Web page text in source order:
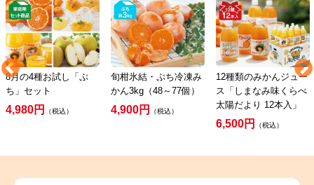
8月の4種お試し「ぷ
ち」セット
4,980円 （税込）
旬柑氷結・ぷち冷凍み
かん3kg（48～77個）
4,900円 （税込）
12種類のみかんジュー
ス「しまなみ味くらべ
太陽だより 12本入」
6,500円 （税込）